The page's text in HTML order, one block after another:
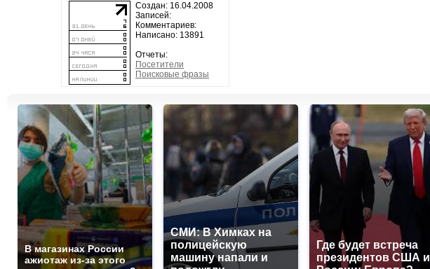
Создан: 16.04.2008
Записей:
Комментариев:
Написано: 13891
Отчеты:
Посетители
Поисковые фразы
В магазинах России
ажиотаж из-за этого
СМИ: В Химках на
полицейскую
машину напали и
Где будет встреча
президентов США и